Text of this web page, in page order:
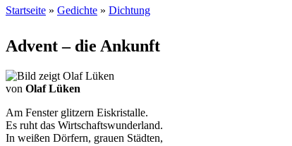
Startseite » Gedichte » Dichtung
Advent – die Ankunft
von Olaf Lüken
Am Fenster glitzern Eiskristalle.
Es ruht das Wirtschaftswunderland.
In weißen Dörfern, grauen Städten,